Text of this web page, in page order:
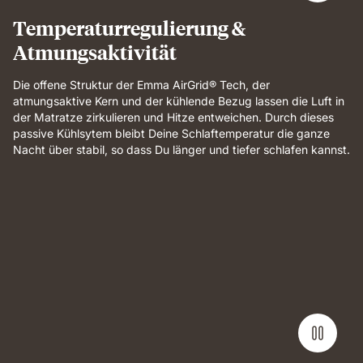
breathable
comfort.
Temperaturregulierung &
Atmungsaktivität
Die offene Struktur der Emma AirGrid® Tech, der
atmungsaktive Kern und der kühlende Bezug lassen die Luft in
der Matratze zirkulieren und Hitze entweichen. Durch dieses
passive Kühlsytem bleibt Deine Schlaftemperatur die ganze
Nacht über stabil, so dass Du länger und tiefer schlafen kannst.